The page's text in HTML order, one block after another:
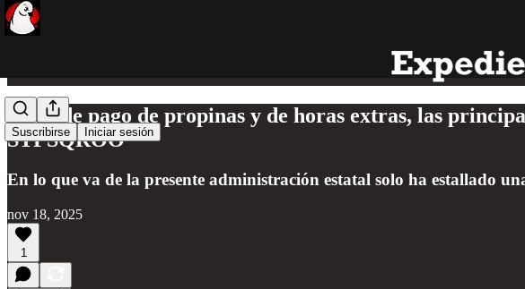
Suscribirse Iniciar sesión
Falta de pago de propinas y de horas extras, las
STPSQROO
En lo que va de la presente administración estatal solo ha estallado
nov 18, 2025
1